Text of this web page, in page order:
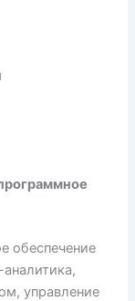
обеспечение
управление